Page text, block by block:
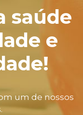
saúde
e
um de nossos